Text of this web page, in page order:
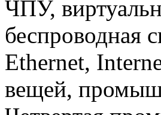
ЧПУ,
беспроводная
Ethernet,
вещей,